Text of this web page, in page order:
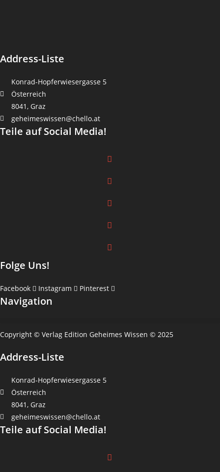
Address-Liste
Konrad-Hopferwiesergasse 5
Österreich
8041, Graz
geheimeswissen@chello.at
Teile auf Social Media!
Folge Uns!
Facebook Instagram Pinterest
Navigation
Copyright © Verlag Edition Geheimes Wissen © 2025
Address-Liste
Konrad-Hopferwiesergasse 5
Österreich
8041, Graz
geheimeswissen@chello.at
Teile auf Social Media!